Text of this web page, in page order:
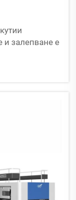
и залепване е
могат да